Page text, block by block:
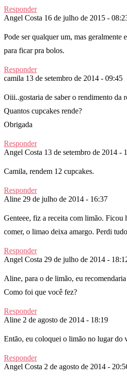
Responder
Angel Costa 16 de julho de 2015 -
Pode ser qualquer um, mas geralmente
para ficar pra bolos.
Responder
camila 13 de setembro de 2014 - 09:45
Oiii..gostaria de saber o rendimento da
Quantos cupcakes rende?
Obrigada
Responder
Angel Costa 13 de setembro de 2014 -
Camila, rendem 12 cupcakes.
Responder
Aline 29 de julho de 2014 - 16:37
Genteee, fiz a receita com limão.
comer, o limao deixa amargo. Perdi
Responder
Angel Costa 29 de julho de 2014 -
Aline, para o de limão, eu recomendaria
Como foi que você fez?
Responder
Aline 2 de agosto de 2014 - 18:19
Então, eu coloquei o limão no lugar do
Responder
Angel Costa 2 de agosto de 2014 -